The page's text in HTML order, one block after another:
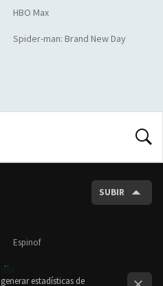
HBO Max
Spider-man: Brand New Day
SUBIR
Espinof
estadísticas de